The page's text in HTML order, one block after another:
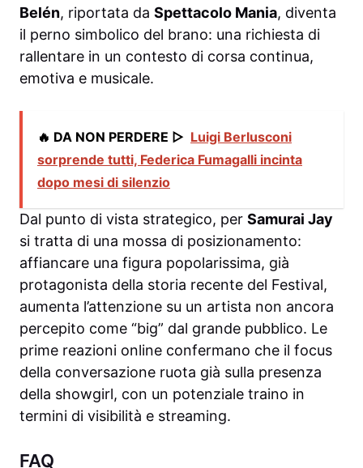
Belén, riportata da Spettacolo Mania, diventa
il perno simbolico del brano: una richiesta di
rallentare in un contesto di corsa continua,
emotiva e musicale.
🔥 DA NON PERDERE ▷ Luigi Berlusconi
sorprende tutti, Federica Fumagalli incinta
dopo mesi di silenzio
Dal punto di vista strategico, per Samurai Jay
si tratta di una mossa di posizionamento:
affiancare una figura popolarissima, già
protagonista della storia recente del Festival,
aumenta l’attenzione su un artista non ancora
percepito come “big” dal grande pubblico. Le
prime reazioni online confermano che il focus
della conversazione ruota già sulla presenza
della showgirl, con un potenziale traino in
termini di visibilità e streaming.
FAQ